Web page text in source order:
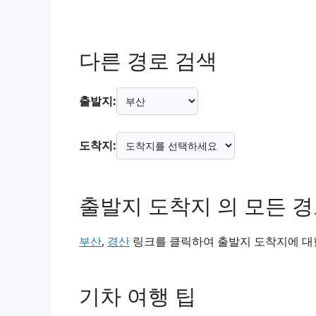
다른 경로 검색
출발지:
도착지:
출발지 도착지 의 모든
부산, 경산 링크를 클릭하여 출발지 도착지에
기차 여행 팁